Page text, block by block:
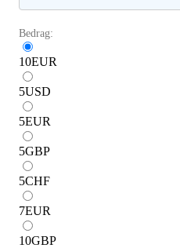
Bedrag:
10EUR
5USD
5EUR
5GBP
5CHF
7EUR
10GBP